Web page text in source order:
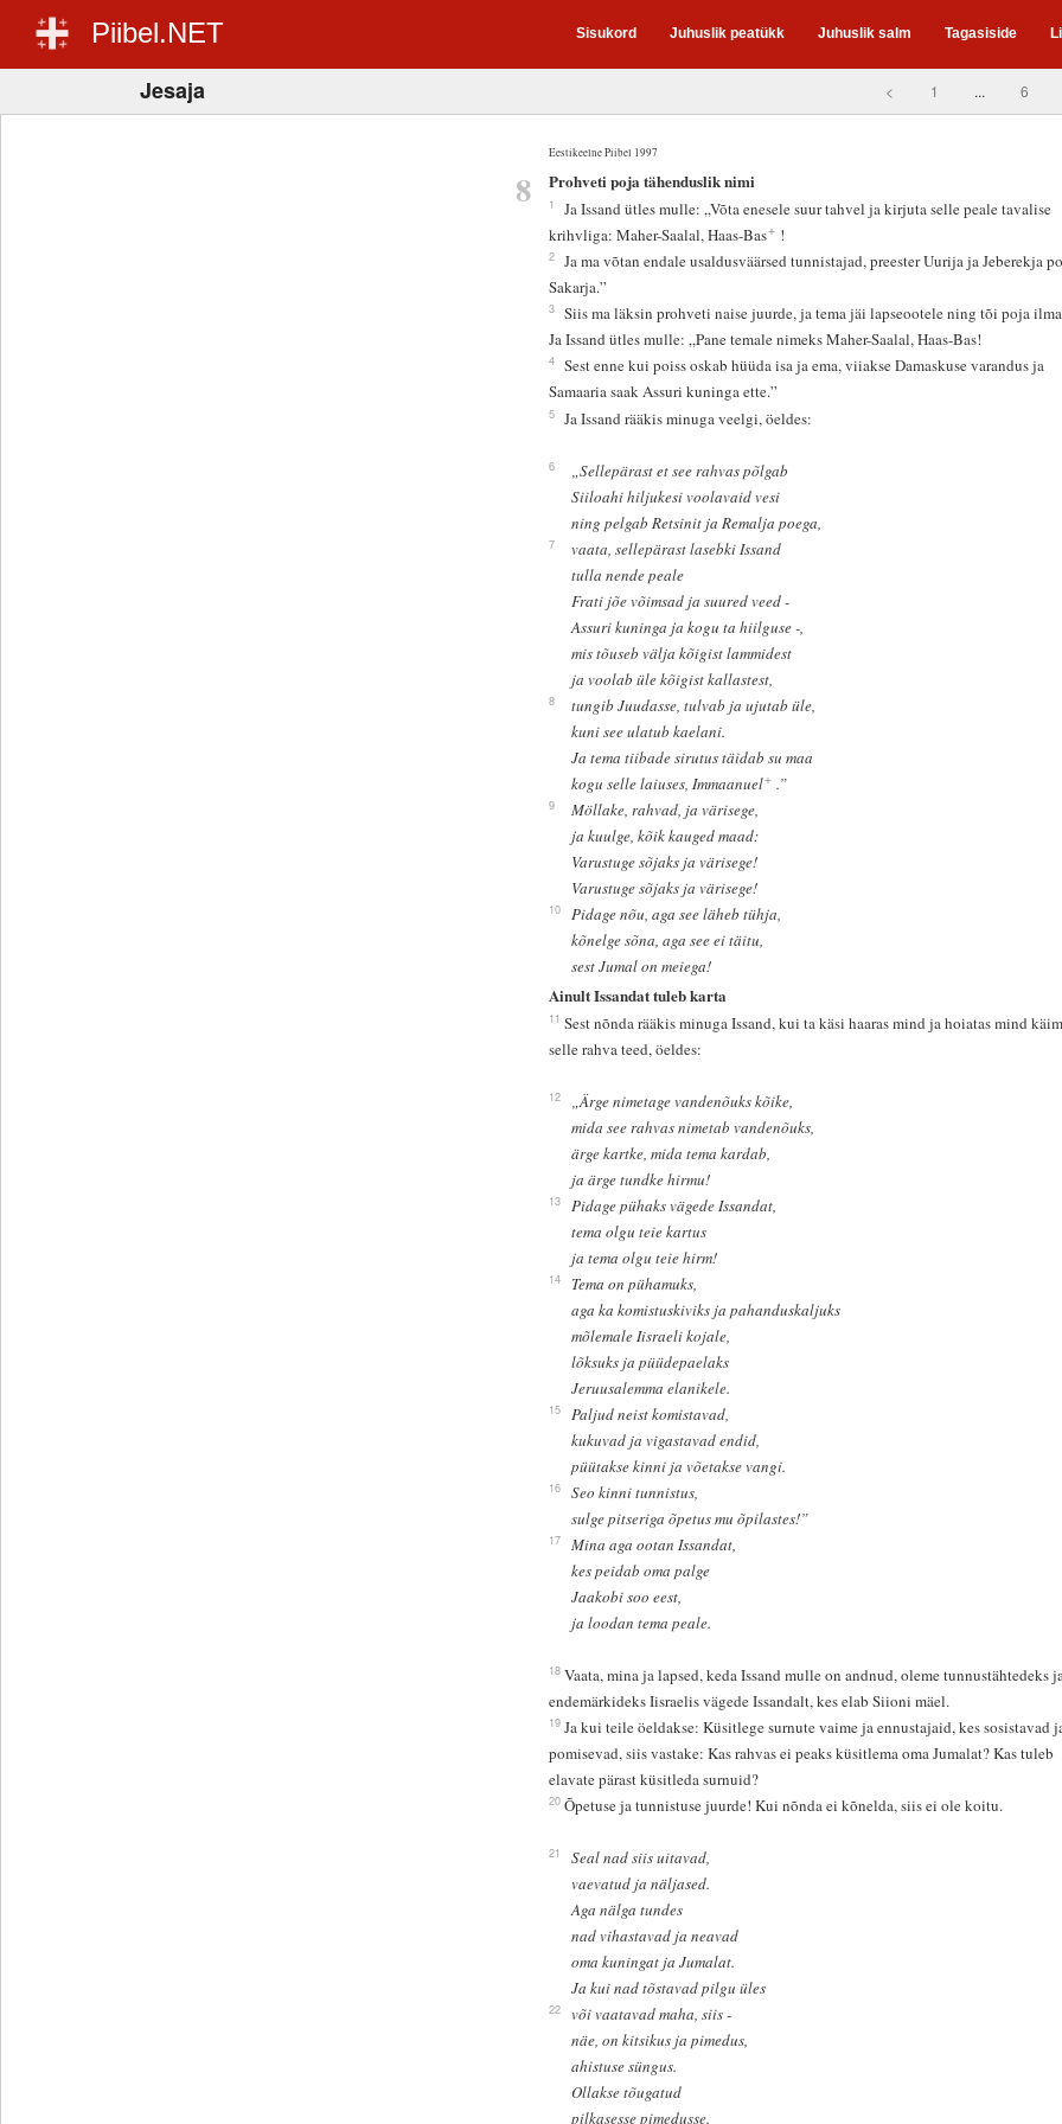
Piibel.NET Sisukord Juhuslik peatükk Juhuslik salm Tagasiside
Jesaja < 1 ... 6
Eestikeelne Piibel 1997
8 Prohveti poja tähenduslik nimi
1
Ja Issand ütles mulle: „Võta enesele suur tahvel ja kirjuta selle peale tavalise
krihvliga: Maher-Saalal, Haas-Bas+!
2
Ja ma võtan endale usaldusväärsed tunnistajad, preester Uurija ja Jeberekja
Sakarja.”
3
Siis ma läksin prohveti naise juurde, ja tema jäi lapseootele ning tõi poja
Ja Issand ütles mulle: „Pane temale nimeks Maher-Saalal, Haas-Bas!
4
Sest enne kui poiss oskab hüüda isa ja ema, viiakse Damaskuse varandus ja
Samaaria saak Assuri kuninga ette.”
5 Ja Issand rääkis minuga veelgi, öeldes:
6
„Sellepärast et see rahvas põlgab
Siiloahi hiljukesi voolavaid vesi
ning pelgab Retsinit ja Remalja poega,
7
vaata, sellepärast lasebki Issand
tulla nende peale
Frati jõe võimsad ja suured veed -
Assuri kuninga ja kogu ta hiilguse -,
mis tõuseb välja kõigist lammidest
ja voolab üle kõigist kallastest,
8
tungib Juudasse, tulvab ja ujutab üle,
kuni see ulatub kaelani.
Ja tema tiibade sirutus täidab su maa
kogu selle laiuses, Immaanuel+ .”
9
Möllake, rahvad, ja värisege,
ja kuulge, kõik kauged maad:
Varustuge sõjaks ja värisege!
Varustuge sõjaks ja värisege!
10
Pidage nõu, aga see läheb tühja,
kõnelge sõna, aga see ei täitu,
sest Jumal on meiega!
Ainult Issandat tuleb karta
11 Sest nõnda rääkis minuga Issand, kui ta käsi haaras mind ja hoiatas mind
selle rahva teed, öeldes:
12
„Ärge nimetage vandenõuks kõike,
mida see rahvas nimetab vandenõuks,
ärge kartke, mida tema kardab,
ja ärge tundke hirmu!
13
Pidage pühaks vägede Issandat,
tema olgu teie kartus
ja tema olgu teie hirm!
14
Tema on pühamuks,
aga ka komistuskiviks ja pahanduskaljuks
mõlemale Iisraeli kojale,
lõksuks ja püüdepaelaks
Jeruusalemma elanikele.
15
Paljud neist komistavad,
kukuvad ja vigastavad endid,
püütakse kinni ja võetakse vangi.
16
Seo kinni tunnistus,
sulge pitseriga õpetus mu õpilastes!”
17
Mina aga ootan Issandat,
kes peidab oma palge
Jaakobi soo eest,
ja loodan tema peale.
18 Vaata, mina ja lapsed, keda Issand mulle on andnud, oleme tunnustähtedeks
endemärkideks Iisraelis vägede Issandalt, kes elab Siioni mäel.
19 Ja kui teile öeldakse: Küsitlege surnute vaime ja ennustajaid, kes sosistavad
pomisevad, siis vastake: Kas rahvas ei peaks küsitlema oma Jumalat? Kas tuleb
elavate pärast küsitleda surnuid?
20 Õpetuse ja tunnistuse juurde! Kui nõnda ei kõnelda, siis ei ole koitu.
21
Seal nad siis uitavad,
vaevatud ja näljased.
Aga nälga tundes
nad vihastavad ja neavad
oma kuningat ja Jumalat.
Ja kui nad tõstavad pilgu üles
22
või vaatavad maha, siis -
näe, on kitsikus ja pimedus,
ahistuse süngus.
Ollakse tõugatud
pilkasesse pimedusse.